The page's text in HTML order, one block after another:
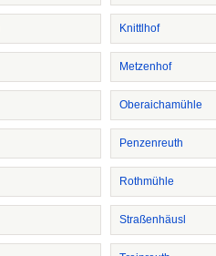
Knittlhof
Metzenhof
Oberaichamühle
Penzenreuth
Rothmühle
Straßenhäusl